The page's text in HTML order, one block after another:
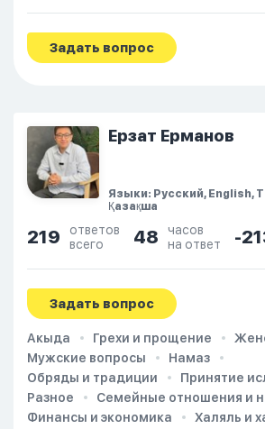
Задать вопрос
Ерзат Ерманов
Языки: Русский, English,
Қазақша
219
ответов
всего
48
часов
на ответ
-
Задать вопрос
Акыда Грехи и прощение
Мужские вопросы
Намаз
Обряды и традиции
Принятие
Разное
Семейные отношения и
Финансы и экономика
Халяль и